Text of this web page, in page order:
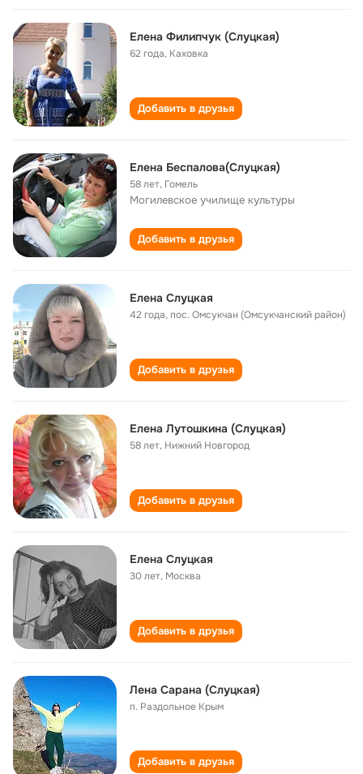
Елена Филипчук (Слуцкая)
62 года, Каховка
Добавить в друзья
Елена Беспалова(Слуцкая)
58 лет, Гомель
Могилевское училище культуры
Добавить в друзья
Елена Слуцкая
42 года,пос. Омсукчан (Омсукчанский район)
Добавить в друзья
Елена Лутошкина (Слуцкая)
58 лет, Нижний Новгород
Добавить в друзья
Елена Слуцкая
30 лет, Москва
Добавить в друзья
Лена Сарана (Слуцкая)
п. Раздольное Крым
Добавить в друзья